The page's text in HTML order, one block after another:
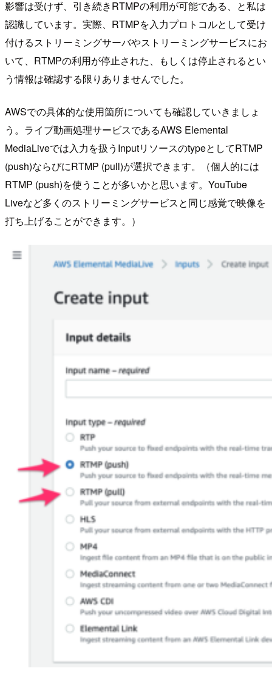
影響は受けず、引き続きRTMPの利用が可能である、と私は
認識しています。実際、RTMPを入力プロトコルとして受け
付けるストリーミングサーバやストリーミングサービスにお
いて、RTMPの利用が停止された、もしくは停止されるとい
う情報は確認する限りありませんでした。
AWSでの具体的な使用箇所についても確認していきましょ
う。ライブ動画処理サービスであるAWS Elemental
MediaLiveでは入力を扱うInputリソースのtypeとしてRTMP
(push)ならびにRTMP (pull)が選択できます。（個人的には
RTMP (push)を使うことが多いかと思います。YouTube
Liveなど多くのストリーミングサービスと同じ感覚で映像を
打ち上げることができます。）